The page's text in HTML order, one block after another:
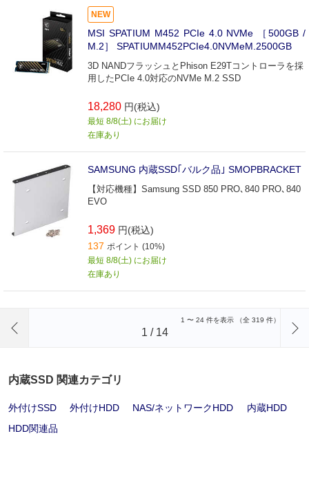
NEW
MSI SPATIUM M452 PCIe 4.0 NVMe ［500GB /
M.2］ SPATIUMM452PCIe4.0NVMeM.2500GB
3D NANDフラッシュとPhison E29Tコントローラを採
用したPCIe 4.0対応のNVMe M.2 SSD
18,280 円(税込)
最短 8/8(土) にお届け
在庫あり
SAMSUNG 内蔵SSD｢バルク品｣ SMOPBRACKET
【対応機種】Samsung SSD 850 PRO､840 PRO､840
EVO
1,369 円(税込)
137 ポイント (10%)
最短 8/8(土) にお届け
在庫あり
1 〜 24 件を表示 （全 319 件）
1 / 14
内蔵SSD 関連カテゴリ
外付けSSD 外付けHDD NAS/ネットワークHDD
内蔵HDD
HDD関連品